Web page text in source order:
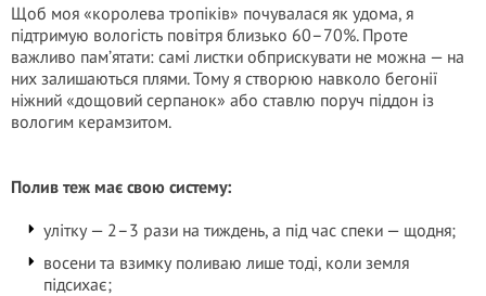
Щоб моя «королева тропіків» почувалася як удома, я
підтримую вологість повітря близько 60–70%. Проте
важливо пам’ятати: самі листки обприскувати не можна — на
них залишаються плями. Тому я створюю навколо бегонії
ніжний «дощовий серпанок» або ставлю поруч піддон із
вологим керамзитом.
Полив теж має свою систему:
улітку — 2–3 рази на тиждень, а під час спеки — щодня;
восени та взимку поливаю лише тоді, коли земля
підсихає;